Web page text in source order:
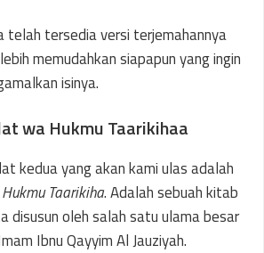
telah tersedia versi terjemahannya
memudahkan siapapun yang ingin
isinya.
wa Hukmu Taarikihaa
kedua yang akan kami ulas adalah
Taarikiha. Adalah sebuah kitab
disusun oleh salah satu ulama besar
Ibnu Qayyim Al Jauziyah.